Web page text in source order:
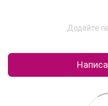
Додайте